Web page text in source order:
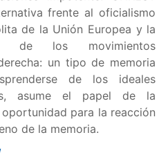
frente al oficialismo
de la Unión Europea y la
de los movimientos
un tipo de memoria
de los ideales
asume el papel de la
para la reacción
de la memoria.